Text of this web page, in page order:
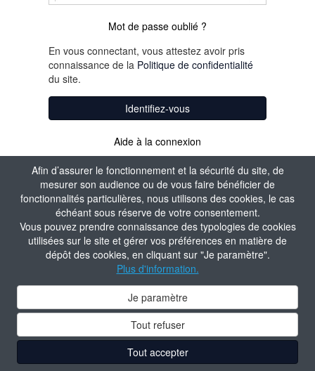
Afin d’assurer le fonctionnement et la sécurité du site, de
mesurer son audience ou de vous faire bénéficier de
fonctionnalités particulières, nous utilisons des cookies, le cas
échéant sous réserve de votre consentement.
Vous pouvez prendre connaissance des typologies de cookies
utilisées sur le site et gérer vos préférences en matière de
dépôt des cookies, en cliquant sur "Je paramètre".
Plus d'information.
Je paramètre
Tout refuser
Tout accepter
Mot de passe oublié ?
En vous connectant, vous attestez avoir pris
connaissance de la Politique de confidentialité
du site.
Identifiez-vous
Aide à la connexion